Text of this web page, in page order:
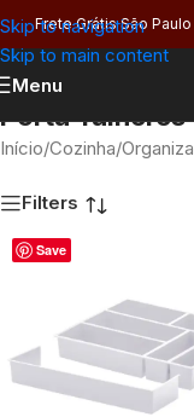
Skip to navigation
Skip to main content
Frete Grátis São
Menu
Porta Talheres
Início/Cozinha/
Filters
Save